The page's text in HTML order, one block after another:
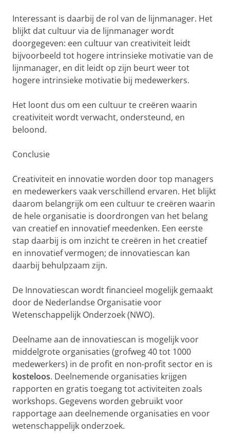
Interessant is daarbij de rol van de lijnmanager. Het
blijkt dat cultuur via de lijnmanager wordt
doorgegeven: een cultuur van creativiteit leidt
bijvoorbeeld tot hogere intrinsieke motivatie van de
lijnmanager, en dit leidt op zijn beurt weer tot
hogere intrinsieke motivatie bij medewerkers.
Het loont dus om een cultuur te creëren waarin
creativiteit wordt verwacht, ondersteund, en
beloond.
Conclusie
Creativiteit en innovatie worden door top managers
en medewerkers vaak verschillend ervaren. Het blijkt
daarom belangrijk om een cultuur te creëren waarin
de hele organisatie is doordrongen van het belang
van creatief en innovatief meedenken. Een eerste
stap daarbij is om inzicht te creëren in het creatief
en innovatief vermogen; de innovatiescan kan
daarbij behulpzaam zijn.
De Innovatiescan wordt financieel mogelijk gemaakt
door de Nederlandse Organisatie voor
Wetenschappelijk Onderzoek (NWO).
Deelname aan de innovatiescan is mogelijk voor
middelgrote organisaties (grofweg 40 tot 1000
medewerkers) in de profit en non-profit sector en is
kosteloos. Deelnemende organisaties krijgen
rapporten en gratis toegang tot activiteiten zoals
workshops. Gegevens worden gebruikt voor
rapportage aan deelnemende organisaties en voor
wetenschappelijk onderzoek.